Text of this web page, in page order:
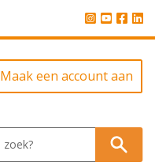
Maak een account aan